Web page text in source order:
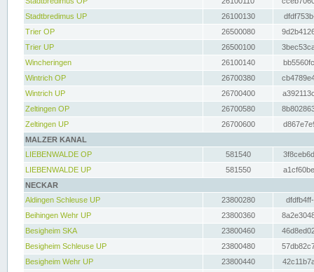
Stadtbredimus UP
26100130
Trier OP
26500080
Trier UP
26500100
Wincheringen
26100140
Wintrich OP
26700380
Wintrich UP
26700400
Zeltingen OP
26700580
Zeltingen UP
26700600
MALZER KANAL
LIEBENWALDE OP
581540
LIEBENWALDE UP
581550
NECKAR
Aldingen Schleuse UP
23800280
Beihingen Wehr UP
23800360
Besigheim SKA
23800460
Besigheim Schleuse UP
23800480
Besigheim Wehr UP
23800440